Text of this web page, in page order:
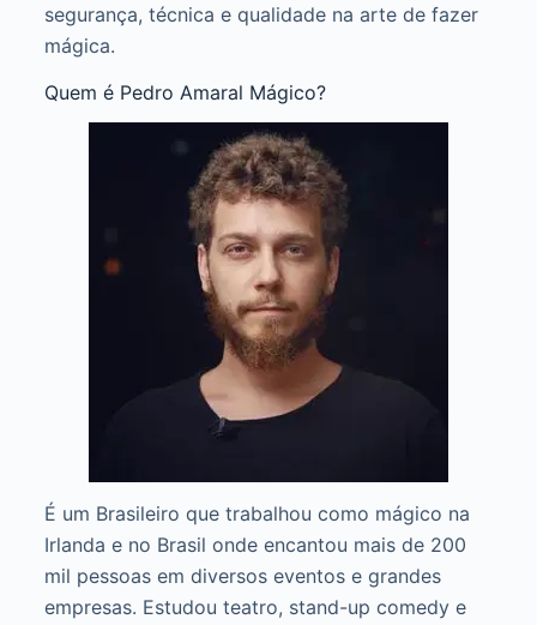
segurança, técnica e qualidade na arte de fazer
mágica.
Quem é Pedro Amaral Mágico?
É um Brasileiro que trabalhou como mágico na
Irlanda e no Brasil onde encantou mais de 200
mil pessoas em diversos eventos e grandes
empresas. Estudou teatro, stand-up comedy e